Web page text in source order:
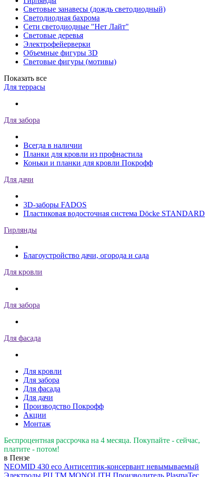
Световые занавесы (дождь светодиодный)
Светодиодная бахрома
Сети светодиодные "Нет Лайт"
Световые деревья
Электрофейерверки
Объемные фигуры 3D
Световые фигуры (мотивы)
Показать все
Для террасы
Для забора
Всегда в наличии
Планки для кровли из профнастила
Коньки и планки для кровли Покрофф
Для дачи
3D-заборы FADOS
Пластиковая водосточная система Döcke STANDARD
Гирлянды
Благоустройство дачи, огорода и сада
Для кровли
Для забора
Для фасада
Для кровли
Для забора
Для фасада
Для дачи
Производство Покрофф
Акции
Монтаж
Беспроцентная рассрочка на 4 месяца. Покупайте - сейчас,
платите - потом!
в Пензе
NEOMID 430 eco Антисептик-консервант невымываемый
Электроды РЦ ТМ MONOLITH Производитель PlasmaTec